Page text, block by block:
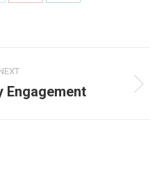
Next
Engagement